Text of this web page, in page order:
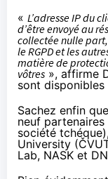
« L’adresse IP du
d’être envoyé au
collectée nulle
le RGPD et les
matière de
vôtres », affirme
sont disponibles
Sachez enfin
neuf
société
University
Lab, NASK et